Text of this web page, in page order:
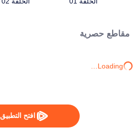
افتح التطبيق
مقاطع حصرية
Loading…